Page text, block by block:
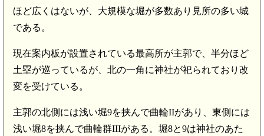
ほど広くはないが、大規模な堀が多数あり見所の多い城
である。
現在案内板が設置されている最高所が主郭で、半分ほど
土塁が巡っているが、北の一角に神社が祀られており改
変を受けている。
主郭の北側には浅い堀9を挟んで曲輪IIがあり、東側には
浅い堀8を挟んで曲輪群IIIがある。堀8と9は神社のあた